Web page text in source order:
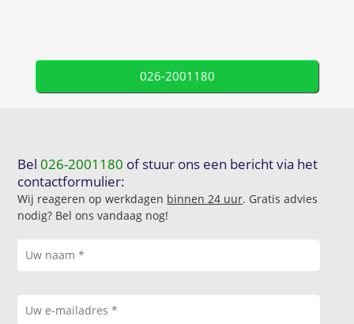
026-2001180
Bel026-2001180 of stuur ons een bericht via het
contactformulier:
Wij reageren op werkdagen binnen 24 uur. Gratis advies
nodig? Bel ons vandaag nog!